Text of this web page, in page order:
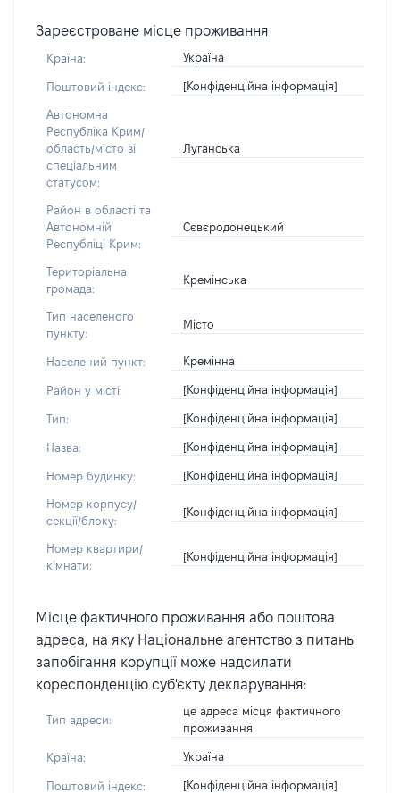
Зареєстроване місце проживання
Країна: Україна
Поштовий індекс: [Конфіденційна інформація]
Автономна
Республіка Крим/
область/місто зі
спеціальним
статусом:
Луганська
Район в області та
Автономній
Республіці Крим:
Сєвєродонецький
Територіальна
громада:
Кремінська
Тип населеного
пункту:
Місто
Населений пункт: Кремінна
Район у місті: [Конфіденційна інформація]
Тип: [Конфіденційна інформація]
Назва: [Конфіденційна інформація]
Номер будинку: [Конфіденційна інформація]
Номер корпусу/
секції/блоку:
[Конфіденційна інформація]
Номер квартири/
кімнати:
[Конфіденційна інформація]
Місце фактичного проживання або поштова
адреса, на яку Національне агентство з питань
запобігання корупції може надсилати
кореспонденцію суб'єкту декларування:
Тип адреси:
це адреса місця фактичного
проживання
Країна: Україна
Поштовий індекс: [Конфіденційна інформація]